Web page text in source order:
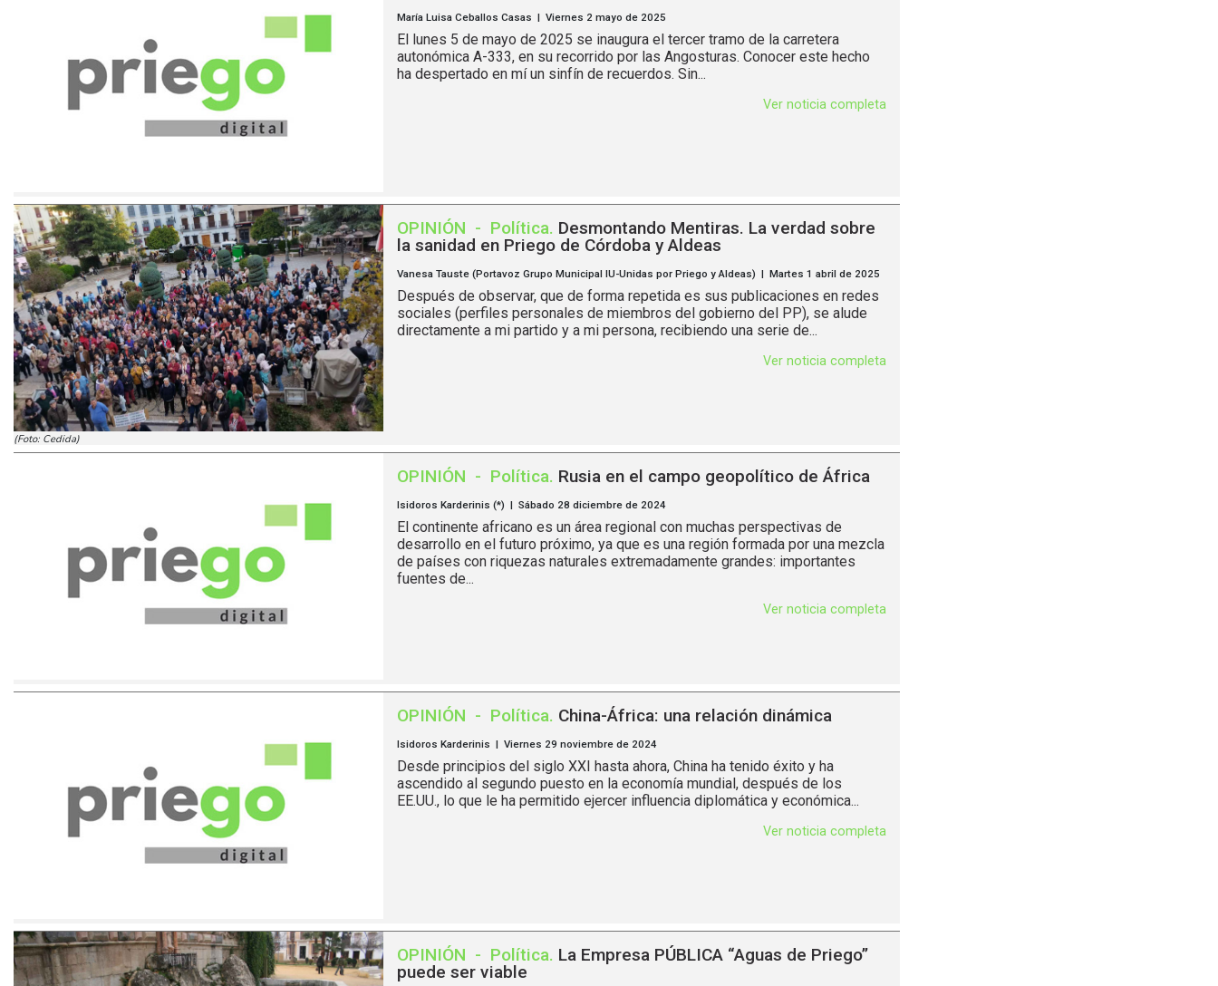
María Luisa Ceballos Casas | Viernes 2 mayo de 2025
El lunes 5 de mayo de 2025 se inaugura el tercer tramo de la carretera
autonómica A-333, en su recorrido por las Angosturas. Conocer este hecho
ha despertado en mí un sinfín de recuerdos. Sin...
Ver noticia completa
(Foto: Cedida)
OPINIÓN - Política. Desmontando Mentiras. La verdad sobre
la sanidad en Priego de Córdoba y Aldeas
Vanesa Tauste (Portavoz Grupo Municipal IU-Unidas por Priego y Aldeas) | Martes 1 abril de 2025
Después de observar, que de forma repetida es sus publicaciones en redes
sociales (perfiles personales de miembros del gobierno del PP), se alude
directamente a mi partido y a mi persona, recibiendo una serie de...
Ver noticia completa
OPINIÓN - Política. Rusia en el campo geopolítico de África
Isidoros Karderinis (*) | Sábado 28 diciembre de 2024
El continente africano es un área regional con muchas perspectivas de
desarrollo en el futuro próximo, ya que es una región formada por una mezcla
de países con riquezas naturales extremadamente grandes: importantes
fuentes de...
Ver noticia completa
OPINIÓN - Política. China-África: una relación dinámica
Isidoros Karderinis | Viernes 29 noviembre de 2024
Desde principios del siglo XXI hasta ahora, China ha tenido éxito y ha
ascendido al segundo puesto en la economía mundial, después de los
EE.UU., lo que le ha permitido ejercer influencia diplomática y económica...
Ver noticia completa
OPINIÓN - Política. La Empresa PÚBLICA “Aguas de Priego”
puede ser viable